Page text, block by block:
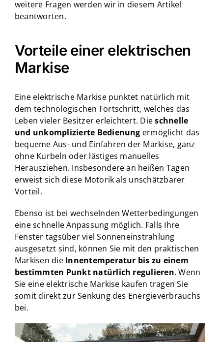
weitere Fragen werden wir in diesem Artikel
beantworten.
Vorteile einer elektrischen
Markise
Eine elektrische Markise punktet natürlich mit
dem technologischen Fortschritt, welches das
Leben vieler Besitzer erleichtert. Dieschnelle
und unkomplizierte Bedienung ermöglicht das
bequeme Aus- und Einfahren der Markise, ganz
ohne Kurbeln oder lästiges manuelles
Herausziehen. Insbesondere an heißen Tagen
erweist sich diese Motorik als unschätzbarer
Vorteil.
Ebenso ist bei wechselnden Wetterbedingungen
eine schnelle Anpassung möglich. Falls Ihre
Fenster tagsüber viel Sonneneinstrahlung
ausgesetzt sind, können Sie mit den praktischen
Markisen die Innentemperatur bis zu einem
bestimmten Punkt natürlich regulieren. Wenn
Sie eine elektrische Markise kaufen tragen Sie
somit direkt zur Senkung des Energieverbrauchs
bei.